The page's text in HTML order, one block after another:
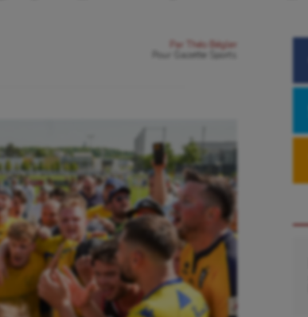
Par
Théo Bégler
Gazette Sports